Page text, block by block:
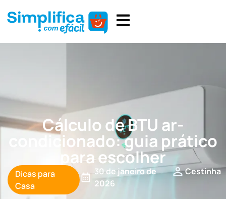
Cálculo de BTU ar-
condicionado: guia prático
para escolher
Dicas para
Casa
30 de janeiro de
2026
Cestinha